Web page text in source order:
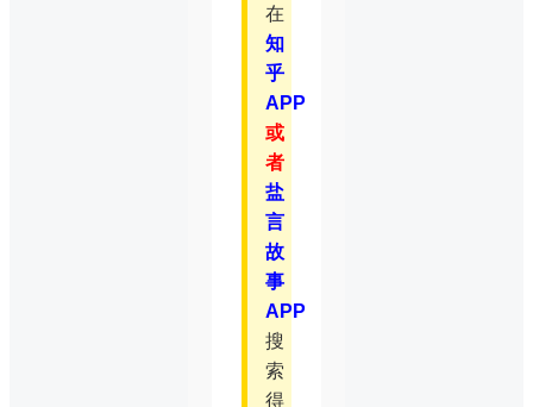
在
知
乎
APP
或
者
盐
言
故
事
APP
搜
索
得